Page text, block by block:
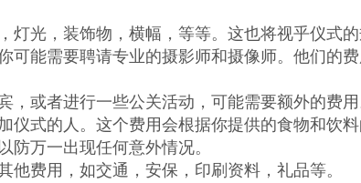
灯光，装饰物，横幅，等等。这也将视乎仪式的
可能需要聘请专业的摄影师和摄像师。他们的
，或者进行一些公关活动，可能需要额外的费用
仪式的人。这个费用会根据你提供的食物和饮料
防万一出现任何意外情况。
他费用，如交通，安保，印刷资料，礼品等。